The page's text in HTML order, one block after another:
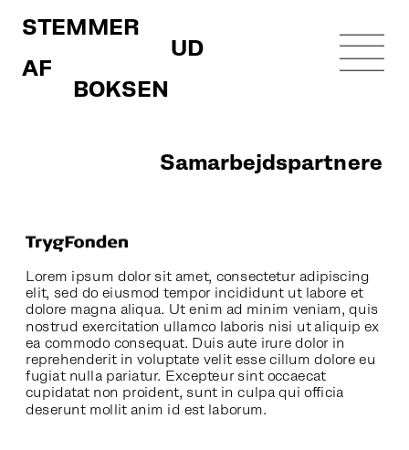
STEMMER
                             UD
AF
          BOKSEN
Samarbejdspartnere
Lorem ipsum dolor sit amet, consectetur adipiscing
elit, sed do eiusmod tempor incididunt ut labore et
dolore magna aliqua. Ut enim ad minim veniam, quis
nostrud exercitation ullamco laboris nisi ut aliquip ex
ea commodo consequat. Duis aute irure dolor in
reprehenderit in voluptate velit esse cillum dolore eu
fugiat nulla pariatur. Excepteur sint occaecat
cupidatat non proident, sunt in culpa qui officia
deserunt mollit anim id est laborum.